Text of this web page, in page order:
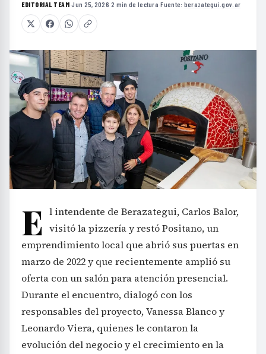
EDITORIAL TEAM·Jun 25, 2026·2 min de lectura·Fuente: berazategui.gov.ar
E l intendente de Berazategui, Carlos Balor,
visitó la pizzería y restó Positano, un
emprendimiento local que abrió sus puertas en
marzo de 2022 y que recientemente amplió su
oferta con un salón para atención presencial.
Durante el encuentro, dialogó con los
responsables del proyecto, Vanessa Blanco y
Leonardo Viera, quienes le contaron la
evolución del negocio y el crecimiento en la